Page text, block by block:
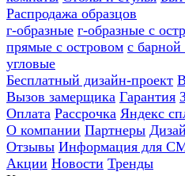
Распродажа образцов
г-образные г-образные с
прямые с островом с барной
угловые
Бесплатный дизайн-проект
Вызов замерщика Гарантия
Оплата Рассрочка Яндекс
О компании Партнеры
Отзывы Информация для
Акции Новости Тренды